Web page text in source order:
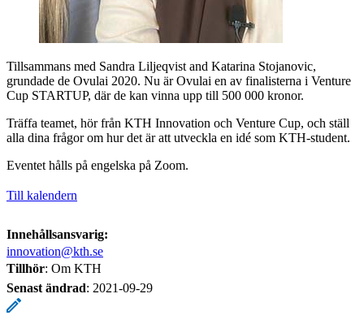
Tillsammans med Sandra Liljeqvist and Katarina Stojanovic,
grundade de Ovulai 2020. Nu är Ovulai en av finalisterna i Venture
Cup STARTUP, där de kan vinna upp till 500 000 kronor.
Träffa teamet, hör från KTH Innovation och Venture Cup, och ställ
alla dina frågor om hur det är att utveckla en idé som KTH-student.
Eventet hålls på engelska på Zoom.
Till kalendern
Innehållsansvarig:
innovation@kth.se
Tillhör: Om KTH
Senast ändrad: 2021-09-29